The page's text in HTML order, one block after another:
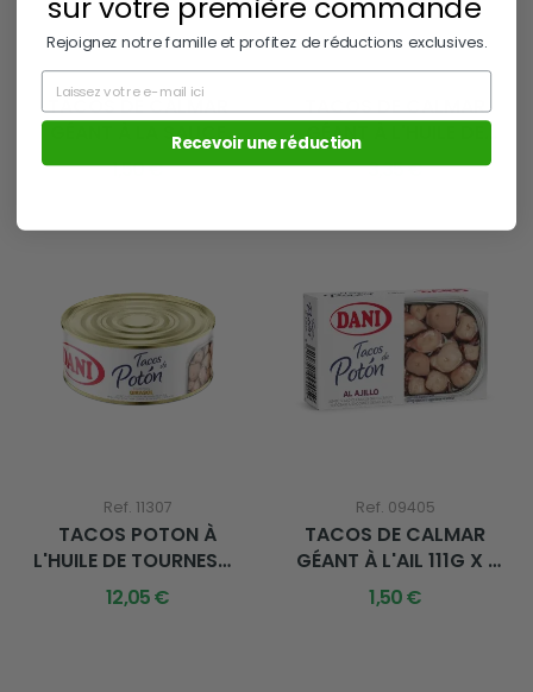
TACOS DE CALMAR
GÉANT À LA SAUCE
MARINIÈRE 111G...
1,50 €
TACOS DE CALMAR
GÉANT À L'HUILE DE
TOURNESOL...
3,35 €
Ref. 11307
TACOS POTON À
L'HUILE DE TOURNESOL
900G X 1 U.
12,05 €
Ref. 09405
TACOS DE CALMAR
GÉANT À L'AIL 111G X 1
U.
1,50 €
Rejoignez notre famille et profitez de réductions exclusives.
Recevoir une réduction